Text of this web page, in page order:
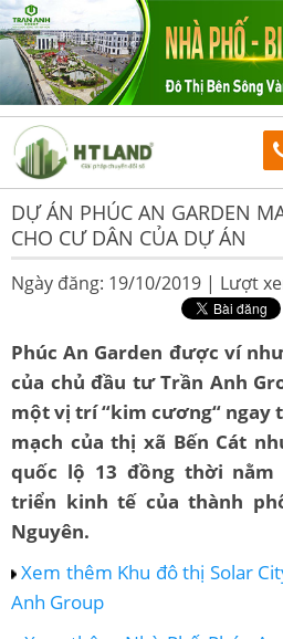
DỰ ÁN PHÚC AN GARDEN
CHO CƯ DÂN CỦA DỰ ÁN
Ngày đăng: 19/10/2019 | Lượt
Phúc An Garden được ví
của chủ đầu tư Trần Anh
một vị trí “kim cương“ ngay
mạch của thị xã Bến Cát
quốc lộ 13 đồng thời
triển kinh tế của thành
Nguyên.
Xem thêm Khu đô thị Solar
Anh Group